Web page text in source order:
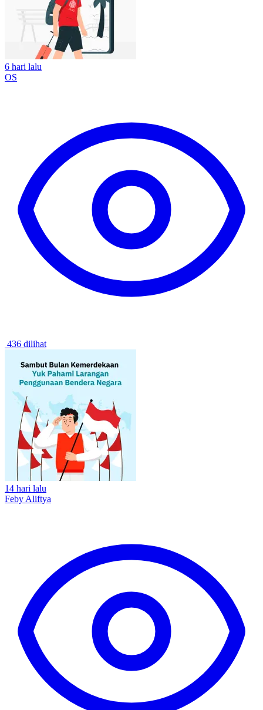
6 hari lalu
OS
436 dilihat
14 hari lalu
Feby Aliftya